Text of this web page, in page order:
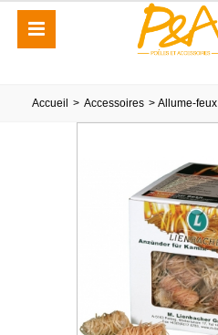
Accueil > Accessoires > Allume-feux